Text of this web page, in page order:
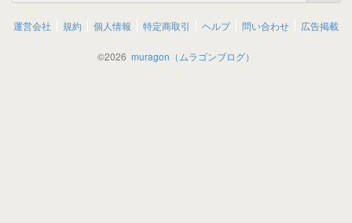
運営会社 規約 個人情報 特定商取引 ヘルプ 問い合わせ 広告掲載
©2026 muragon（ムラゴンブログ）